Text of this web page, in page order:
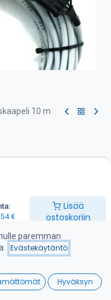
€
Lisää
ostoskoriin
Wishlist
10 m
paremman
Evästekäytäntö
Hyväksyn